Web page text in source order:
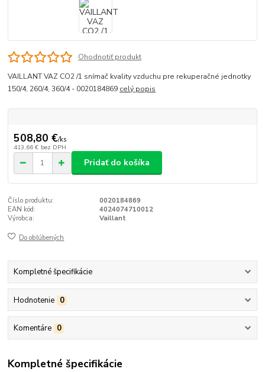
Ohodnotiť produkt
VAILLANT VAZ CO2 /1 snímač kvality vzduchu pre rekuperačné jednotky
150/4, 260/4, 360/4 - 0020184869 celý popis
508,80 €/ks
413,66 € bez DPH
Pridať do košíka
Číslo produktu:
0020184869
EAN kód:
4024074710012
Výrobca:
Vaillant
Do obľúbených
Kompletné špecifikácie
Hodnotenie 0
Komentáre 0
Kompletné špecifikácie